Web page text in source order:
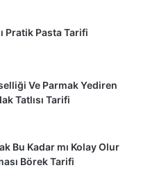
Pratik Pasta Tarifi
Ve Parmak Yediren
Tatlısı Tarifi
Bu Kadar mı Kolay Olur
Börek Tarifi